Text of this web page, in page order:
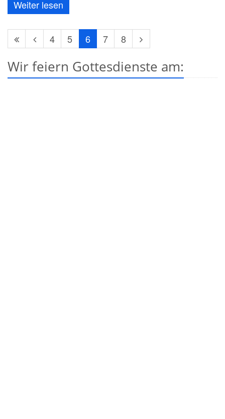
Weiter lesen
Erste
Seite
Vorherige
Seite
4 5 6 7 8
Nächste
Seite
Wir feiern Gottesdienste am: